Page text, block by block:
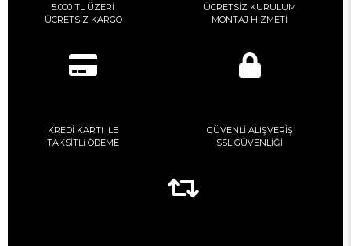
5.000 TL ÜZERİ
ÜCRETSİZ KARGO
ÜCRETSİZ KURULUM
MONTAJ HİZMETİ
KREDİ KARTI İLE
TAKSİTLi ÖDEME
GÜVENLİ ALIŞVERİŞ
SSL GÜVENLİĞİ